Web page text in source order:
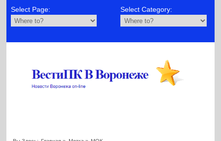
Select Page: Select Category: